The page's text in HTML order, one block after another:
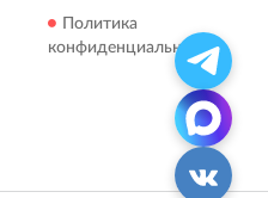
Политика
конфиденциальности